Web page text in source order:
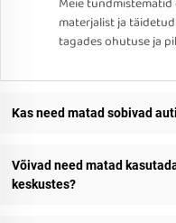
materjalist ja
tagades ohutuse ja
Kas need matad sobivad
Võivad need matad
keskustes?